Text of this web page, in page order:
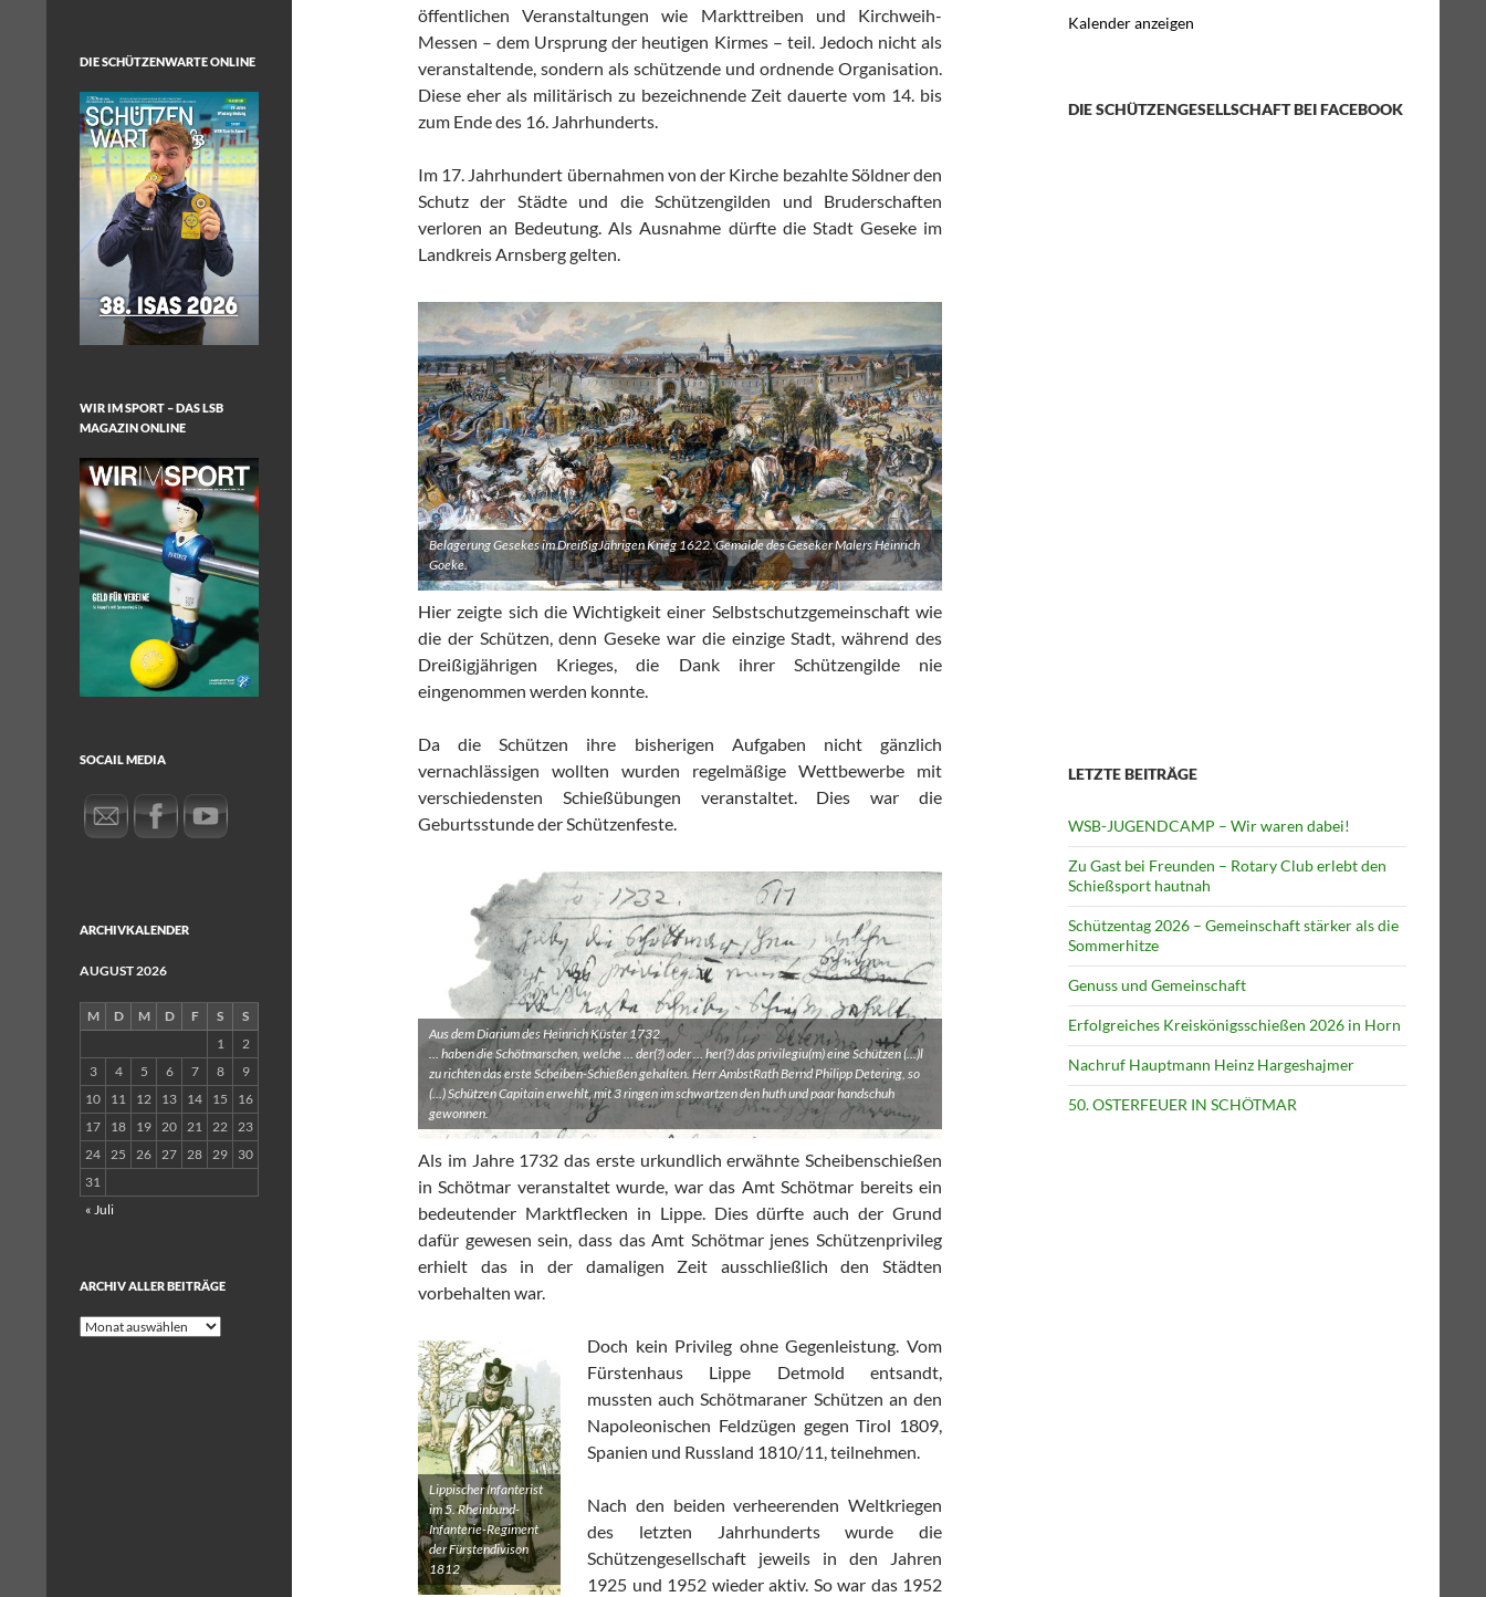
öffentlichen Veranstaltungen wie Markttreiben und Kirchweih-
Messen – dem Ursprung der heutigen Kirmes – teil. Jedoch nicht als
veranstaltende, sondern als schützende und ordnende Organisation.
Diese eher als militärisch zu bezeichnende Zeit dauerte vom 14. bis
zum Ende des 16. Jahrhunderts.
Im 17. Jahrhundert übernahmen von der Kirche bezahlte Söldner den
Schutz der Städte und die Schützengilden und Bruderschaften
verloren an Bedeutung. Als Ausnahme dürfte die Stadt Geseke im
Landkreis Arnsberg gelten.
Belagerung Gesekes im DreißigJährigen Krieg 1622. Gemälde des Geseker Malers Heinrich
Goeke.
Hier zeigte sich die Wichtigkeit einer Selbstschutzgemeinschaft wie
die der Schützen, denn Geseke war die einzige Stadt, während des
Dreißigjährigen Krieges, die Dank ihrer Schützengilde nie
eingenommen werden konnte.
Da die Schützen ihre bisherigen Aufgaben nicht gänzlich
vernachlässigen wollten wurden regelmäßige Wettbewerbe mit
verschiedensten Schießübungen veranstaltet. Dies war die
Geburtsstunde der Schützenfeste.
Aus dem Diarium des Heinrich Küster 1732
… haben die Schötmarschen, welche … der(?) oder … her(?) das privilegiu(m) eine Schützen (…)l
zu richten das erste Scheiben-Schießen gehalten. Herr AmbstRath Bernd Philipp Detering, so
(…) Schützen Capitain erwehlt, mit 3 ringen im schwartzen den huth und paar handschuh
gewonnen.
Als im Jahre 1732 das erste urkundlich erwähnte Scheibenschießen
in Schötmar veranstaltet wurde, war das Amt Schötmar bereits ein
bedeutender Marktflecken in Lippe. Dies dürfte auch der Grund
dafür gewesen sein, dass das Amt Schötmar jenes Schützenprivileg
erhielt das in der damaligen Zeit ausschließlich den Städten
vorbehalten war.
Lippischer Infanterist
im 5. Rheinbund-
Infanterie-Regiment
der Fürstendivison
1812
Doch kein Privileg ohne Gegenleistung. Vom
Fürstenhaus Lippe Detmold entsandt,
mussten auch Schötmaraner Schützen an den
Napoleonischen Feldzügen gegen Tirol 1809,
Spanien und Russland 1810/11, teilnehmen.
Nach den beiden verheerenden Weltkriegen
des letzten Jahrhunderts wurde die
Schützengesellschaft jeweils in den Jahren
1925 und 1952 wieder aktiv. So war das 1952
Kalender anzeigen
DIE SCHÜTZENGESELLSCHAFT BEI FACEBOOK
LETZTE BEITRÄGE
WSB-JUGENDCAMP – Wir waren dabei!
Zu Gast bei Freunden – Rotary Club erlebt den
Schießsport hautnah
Schützentag 2026 – Gemeinschaft stärker als die
Sommerhitze
Genuss und Gemeinschaft
Erfolgreiches Kreiskönigsschießen 2026 in Horn
Nachruf Hauptmann Heinz Hargeshajmer
50. OSTERFEUER IN SCHÖTMAR
DIE SCHÜTZENWARTE ONLINE
WIR IM SPORT – DAS LSB
MAGAZIN ONLINE
SOCAIL MEDIA
ARCHIVKALENDER
AUGUST 2026
M D M D F S
S
1
2
3
4 5 6 7 8
9
10
11 12 13 14 15
16
17
18 19 20 21 22 23
24 25 26 27 28 29
30
31
« Juli
ARCHIV ALLER BEITRÄGE
Archiv